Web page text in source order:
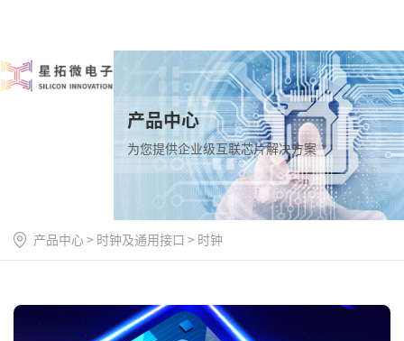
产品中心
为您提供企业级互联芯片解决方案
产品中心 > 时钟及通用接口 > 时钟